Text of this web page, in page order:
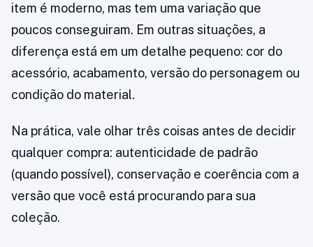
item é moderno, mas tem uma variação que
poucos conseguiram. Em outras situações, a
diferença está em um detalhe pequeno: cor do
acessório, acabamento, versão do personagem ou
condição do material.
Na prática, vale olhar três coisas antes de decidir
qualquer compra: autenticidade de padrão
(quando possível), conservação e coerência com a
versão que você está procurando para sua
coleção.